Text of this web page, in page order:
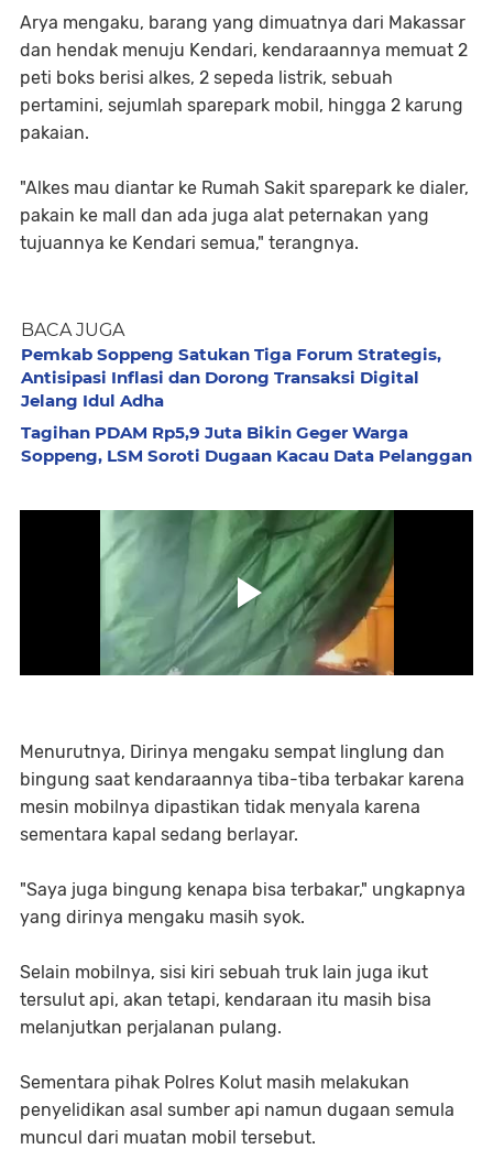
Arya mengaku, barang yang dimuatnya dari Makassar
dan hendak menuju Kendari, kendaraannya memuat 2
peti boks berisi alkes, 2 sepeda listrik, sebuah
pertamini, sejumlah sparepark mobil, hingga 2 karung
pakaian.
"Alkes mau diantar ke Rumah Sakit sparepark ke dialer,
pakain ke mall dan ada juga alat peternakan yang
tujuannya ke Kendari semua," terangnya.
BACA JUGA
Pemkab Soppeng Satukan Tiga Forum Strategis,
Antisipasi Inflasi dan Dorong Transaksi Digital
Jelang Idul Adha
Tagihan PDAM Rp5,9 Juta Bikin Geger Warga
Soppeng, LSM Soroti Dugaan Kacau Data Pelanggan
Menurutnya, Dirinya mengaku sempat linglung dan
bingung saat kendaraannya tiba-tiba terbakar karena
mesin mobilnya dipastikan tidak menyala karena
sementara kapal sedang berlayar.
"Saya juga bingung kenapa bisa terbakar," ungkapnya
yang dirinya mengaku masih syok.
Selain mobilnya, sisi kiri sebuah truk lain juga ikut
tersulut api, akan tetapi, kendaraan itu masih bisa
melanjutkan perjalanan pulang.
Sementara pihak Polres Kolut masih melakukan
penyelidikan asal sumber api namun dugaan semula
muncul dari muatan mobil tersebut.